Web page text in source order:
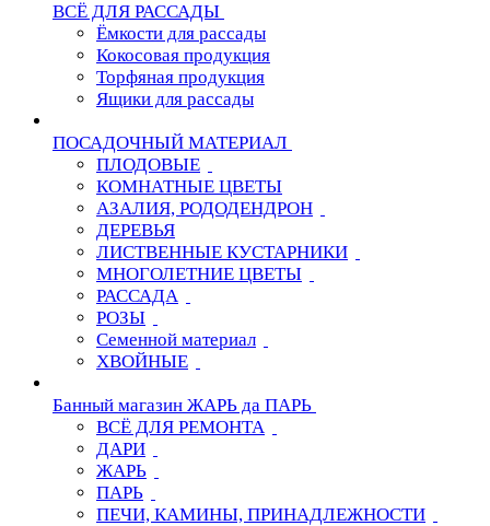
ВСЁ ДЛЯ РАССАДЫ
Ёмкости для рассады
Кокосовая продукция
Торфяная продукция
Ящики для рассады
ПОСАДОЧНЫЙ МАТЕРИАЛ
ПЛОДОВЫЕ
КОМНАТНЫЕ ЦВЕТЫ
АЗАЛИЯ, РОДОДЕНДРОН
ДЕРЕВЬЯ
ЛИСТВЕННЫЕ КУСТАРНИКИ
МНОГОЛЕТНИЕ ЦВЕТЫ
РАССАДА
РОЗЫ
Семенной материал
ХВОЙНЫЕ
Банный магазин ЖАРЬ да ПАРЬ
ВСЁ ДЛЯ РЕМОНТА
ДАРИ
ЖАРЬ
ПАРЬ
ПЕЧИ, КАМИНЫ, ПРИНАДЛЕЖНОСТИ